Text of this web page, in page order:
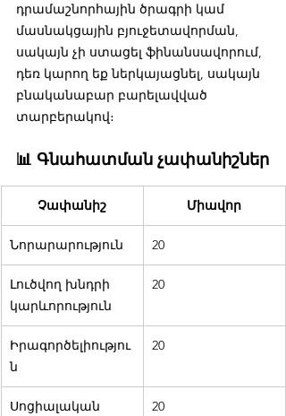
դրամաշնորհային ծրագրի կամ
մասնակցային բյուջետավորման,
սակայն չի ստացել ֆինանսավորում,
դեռ կարող եք ներկայացնել, սակայն
բնականաբար բարելավված
տարբերակով։
📊 Գնահատման չափանիշներ
Չափանիշ Միավոր
Նորարարություն 20
Լուծվող խնդրի
կարևորություն
20
Իրագործելիությու
ն
20
Սոցիալական
20